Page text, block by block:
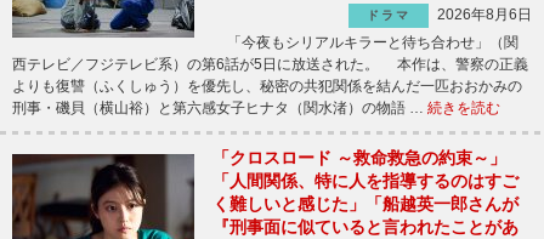
ドラマ
2026年8月6日
「今夜もシリアルキラーと待ち合わせ」（関
西テレビ／フジテレビ系）の第6話が5日に放送された。 本作は、警察の正義
よりも復讐（ふくしゅう）を優先し、秘密の共犯関係を結んだ一匹おおかみの
刑事・磯貝（横山裕）と第六感女子ヒナタ（関水渚）の物語 … 続きを読む
「クロスロード ～救命救急の約束～」
「人間関係、特に人を指導するのはすご
く難しいと感じた」「船越英一郎さんが
『刑事面に似ていると言われたことがあ